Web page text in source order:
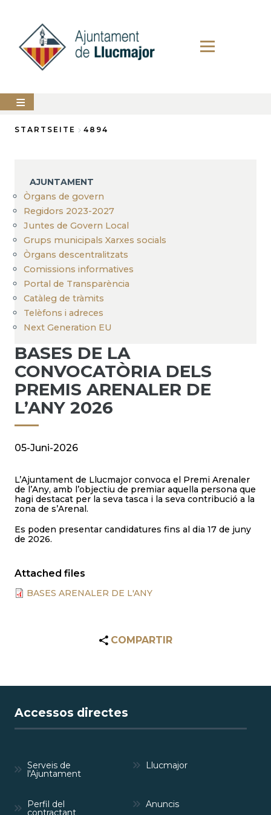
AJUNTAMENT
SERVEIS
MUNICIPALS
PERFIL
DEL
CONTRACTANT
ANUNCIS
STARTSEITE 4894
AJUNTAMENT
Òrgans de govern
Regidors 2023-2027
Juntes de Govern Local
Grups municipals Xarxes socials
Òrgans descentralitzats
Comissions informatives
Portal de Transparència
Catàleg de tràmits
Telèfons i adreces
Next Generation EU
BASES DE LA
CONVOCATÒRIA DELS
PREMIS ARENALER DE
L’ANY 2026
05-Juni-2026
L’Ajuntament de Llucmajor convoca el Premi Arenaler
de l’Any, amb l’objectiu de premiar aquella persona que
hagi destacat per la seva tasca i la seva contribució a la
zona de s’Arenal.
Es poden presentar candidatures fins al dia 17 de juny
de 2026.
Attached files
BASES ARENALER DE L'ANY
COMPARTIR
Accessos directes
Serveis de
l'Ajuntament
Llucmajor
Perfil del
contractant
Anuncis